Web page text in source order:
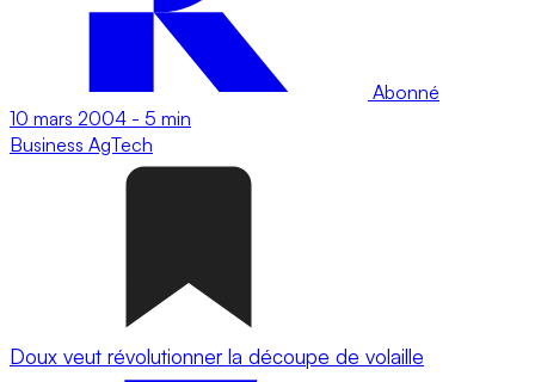
Abonné
10 mars 2004 - 5 min
Business AgTech
Doux veut révolutionner la découpe de volaille